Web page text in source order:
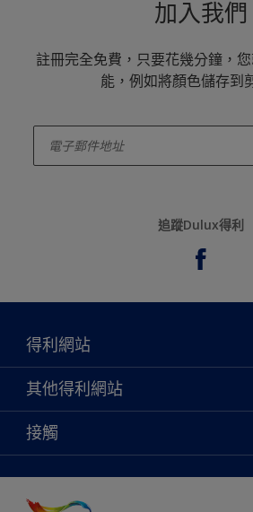
加入我們
註冊完全免費，只要花幾分鐘，
能，例如將顏色儲存到
追蹤Dulux得利
得利網站
關於我們
聯絡我們
網站地圖
其他得利網站
永續性
接觸
顏色準確度